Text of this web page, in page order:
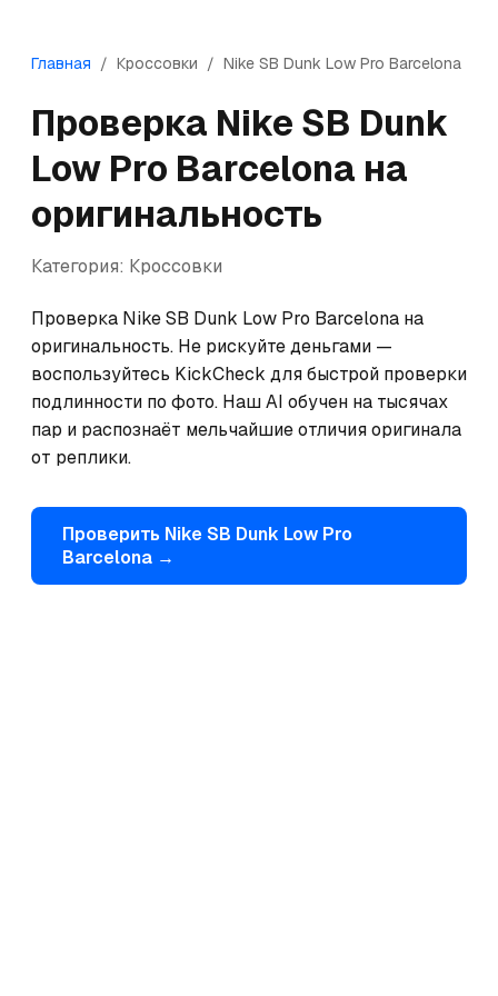
Главная / Кроссовки / Nike SB Dunk Low Pro Barcelona
Проверка Nike SB Dunk
Low Pro Barcelona на
оригинальность
Категория: Кроссовки
Проверка Nike SB Dunk Low Pro Barcelona на
оригинальность. Не рискуйте деньгами —
воспользуйтесь KickCheck для быстрой проверки
подлинности по фото. Наш AI обучен на тысячах
пар и распознаёт мельчайшие отличия оригинала
от реплики.
Проверить NikeSB Dunk Low Pro
Barcelona →